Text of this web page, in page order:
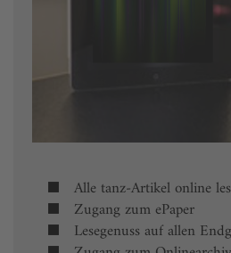
Alle tanz-Artikel online
Zugang zum ePaper
Lesegenuss auf allen